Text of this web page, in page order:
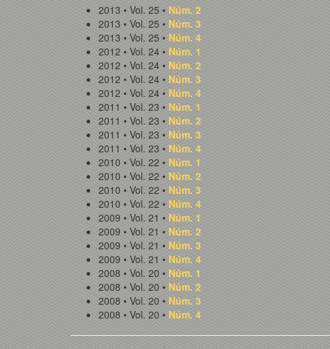
2013 • Vol. 25 • Núm. 2
2013 • Vol. 25 • Núm. 3
2013 • Vol. 25 • Núm. 4
2012 • Vol. 24 • Núm. 1
2012 • Vol. 24 • Núm. 2
2012 • Vol. 24 • Núm. 3
2012 • Vol. 24 • Núm. 4
2011 • Vol. 23 • Núm. 1
2011 • Vol. 23 • Núm. 2
2011 • Vol. 23 • Núm. 3
2011 • Vol. 23 • Núm. 4
2010 • Vol. 22 • Núm. 1
2010 • Vol. 22 • Núm. 2
2010 • Vol. 22 • Núm. 3
2010 • Vol. 22 • Núm. 4
2009 • Vol. 21 • Núm. 1
2009 • Vol. 21 • Núm. 2
2009 • Vol. 21 • Núm. 3
2009 • Vol. 21 • Núm. 4
2008 • Vol. 20 • Núm. 1
2008 • Vol. 20 • Núm. 2
2008 • Vol. 20 • Núm. 3
2008 • Vol. 20 • Núm. 4